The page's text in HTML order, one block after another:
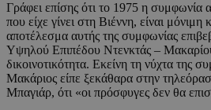
Γράφει επίσης ότι το 1975 η
που είχε γίνει στη Βιέννη, είναι μόνιμη
αποτέλεσμα αυτής της συμφωνίας
Υψηλού Επιπέδου Ντενκτάς –
δικοινοτικότητα. Εκείνη τη νύχτα της
Μακάριος είπε ξεκάθαρα στην
Μπαγιάρ, ότι «οι πρόσφυγες δεν θα